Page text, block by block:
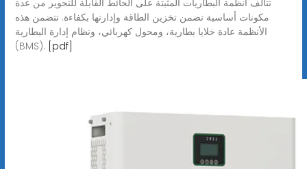
مكونات أساسية تضمن تخزين الطاقة وإدارتها بكفاءة. تتضمن هذه
الأنظمة عادة خلايا بطارية، ومحول كهربائي، ونظام إدارة البطارية
(BMS). [pdf]